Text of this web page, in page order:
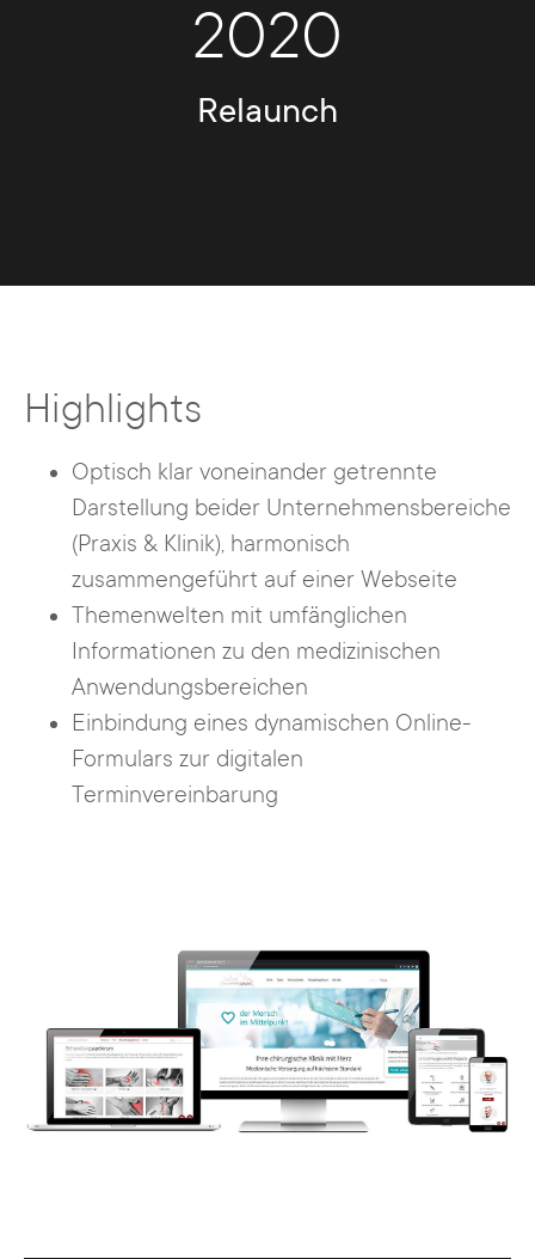
2020
Relaunch
Highlights
Optisch klar voneinander getrennte
Darstellung beider Unternehmensbereiche
(Praxis & Klinik), harmonisch
zusammengeführt auf einer Webseite
Themenwelten mit umfänglichen
Informationen zu den medizinischen
Anwendungsbereichen
Einbindung eines dynamischen Online-
Formulars zur digitalen
Terminvereinbarung